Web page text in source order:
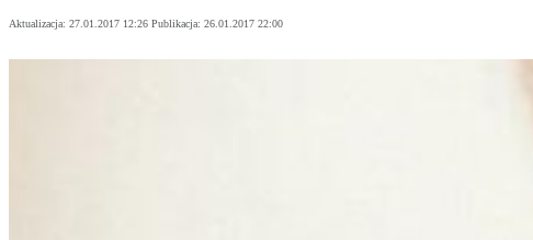
Aktualizacja: 27.01.2017 12:26 Publikacja: 26.01.2017 22:00